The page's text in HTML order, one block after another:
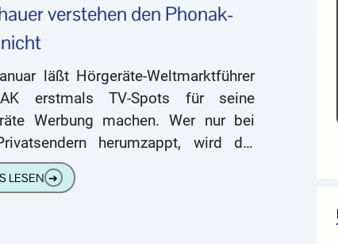
verstehen den Phonak-
läßt Hörgeräte-Weltmarktführer
erstmals TV-Spots für seine
Werbung machen. Wer nur bei
herumzappt, wird die
aber kaum finden. Sie werden
in den öffentlich-rechtlichen
LESEN ➔